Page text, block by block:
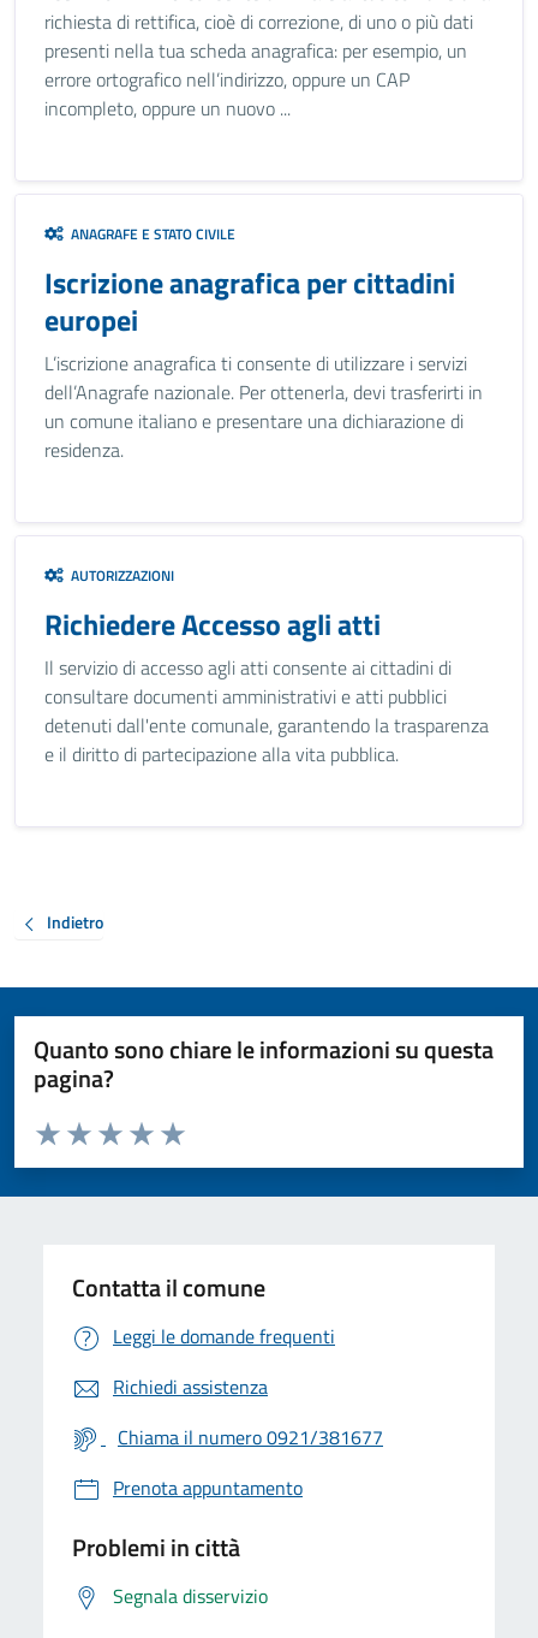
richiesta di rettifica, cioè di correzione, di uno o più dati
presenti nella tua scheda anagrafica: per esempio, un
errore ortografico nell’indirizzo, oppure un CAP
incompleto, oppure un nuovo ...
ANAGRAFE E STATO CIVILE
Iscrizione anagrafica per cittadini
europei
L’iscrizione anagrafica ti consente di utilizzare i servizi
dell’Anagrafe nazionale. Per ottenerla, devi trasferirti in
un comune italiano e presentare una dichiarazione di
residenza.
AUTORIZZAZIONI
Richiedere Accesso agli atti
Il servizio di accesso agli atti consente ai cittadini di
consultare documenti amministrativi e atti pubblici
detenuti dall'ente comunale, garantendo la trasparenza
e il diritto di partecipazione alla vita pubblica.
Indietro
Quanto sono chiare le informazioni su questa
pagina?
Valuta da 1 a 5 stelle la pagina
Valuta 5 stelle su 5
Valuta 4 stelle su 5
Valuta 3 stelle su 5
Valuta 2 stelle su 5
Valuta 1 stelle su 5
Contatta il comune
Leggi le domande frequenti
Richiedi assistenza
Chiama il numero 0921/381677
Prenota appuntamento
Problemi in città
Segnala disservizio